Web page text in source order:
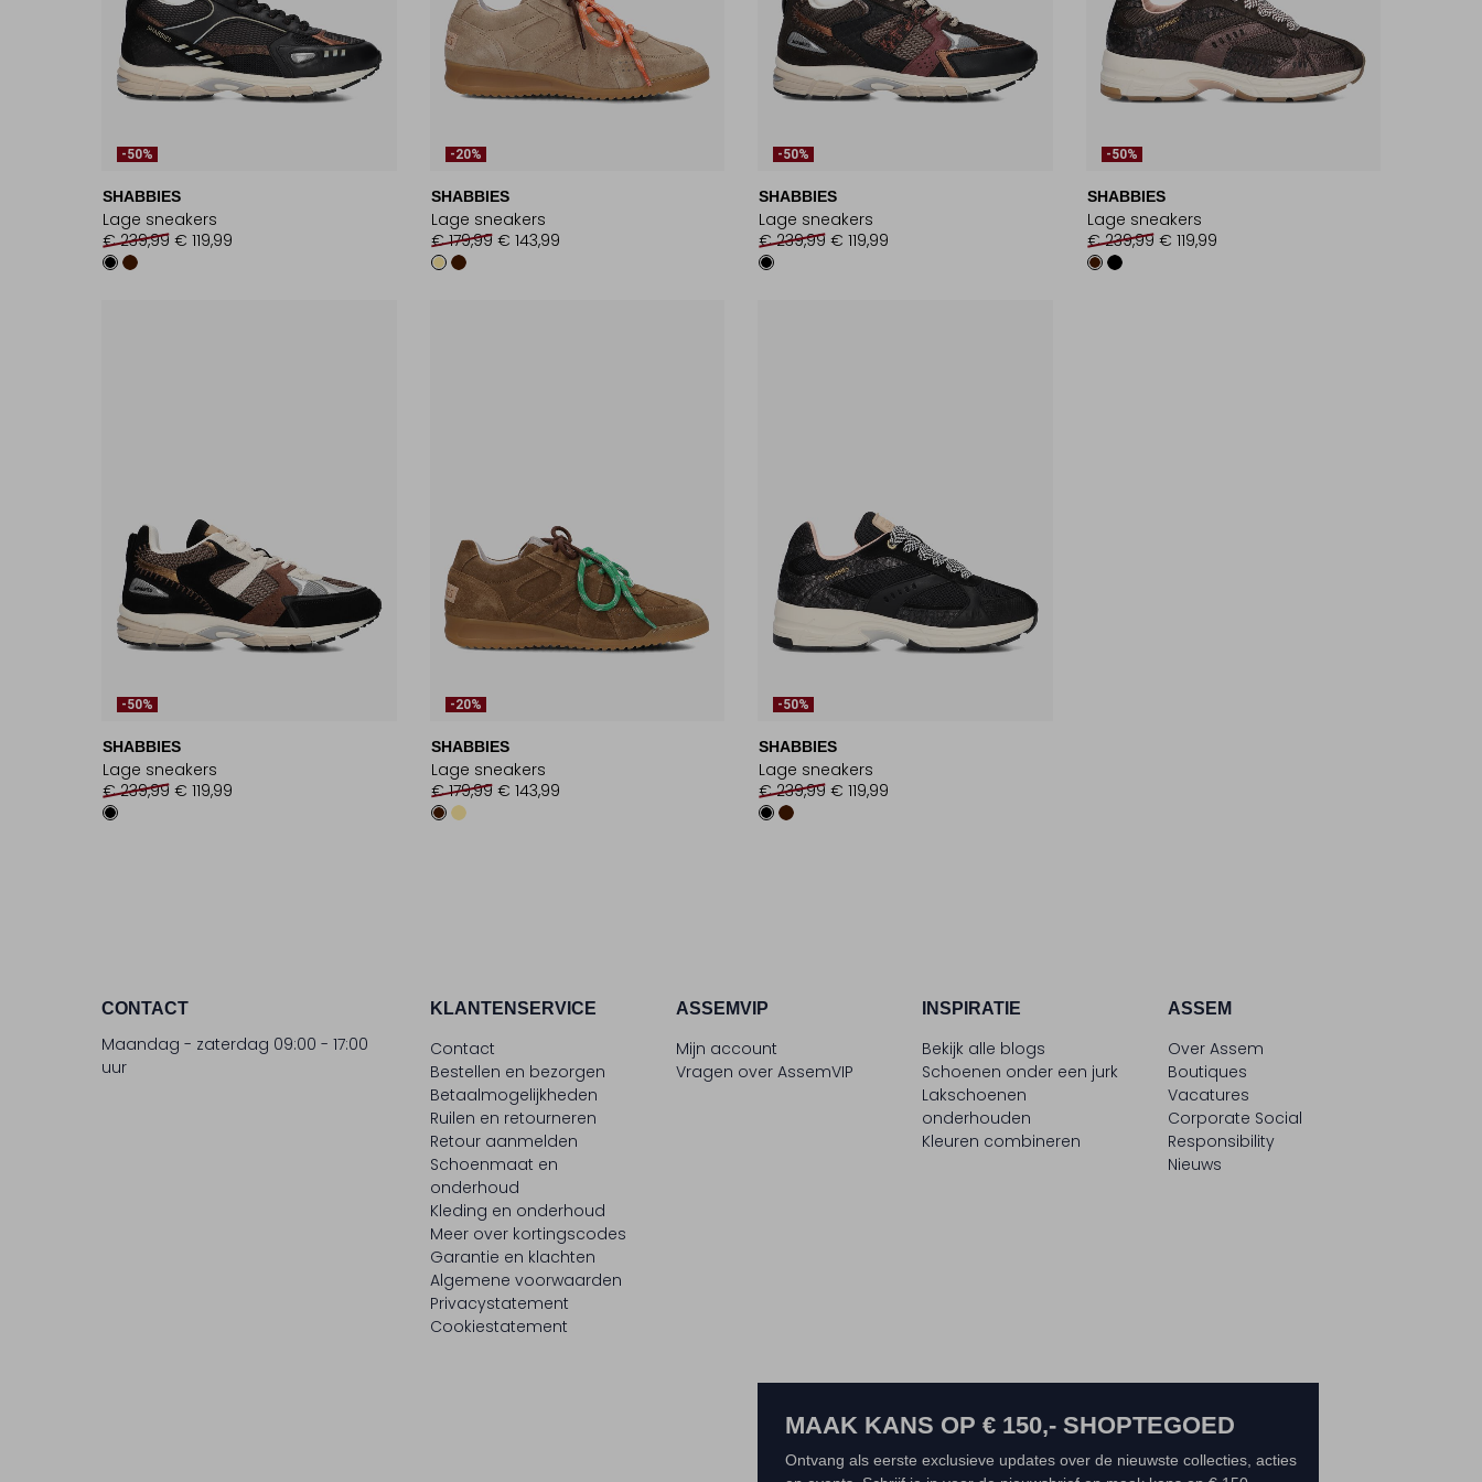
-50%
SHABBIES
Lage sneakers
€ 239,99 € 119,99
-20%
SHABBIES
Lage sneakers
€ 179,99 € 143,99
-50%
SHABBIES
Lage sneakers
€ 239,99 € 119,99
-50%
SHABBIES
Lage sneakers
€ 239,99 € 119,99
-50%
SHABBIES
Lage sneakers
€ 239,99 € 119,99
-20%
SHABBIES
Lage sneakers
€ 179,99 € 143,99
-50%
SHABBIES
Lage sneakers
€ 239,99 € 119,99
CONTACT
Maandag - zaterdag 09:00 - 17:00
uur
KLANTENSERVICE
Contact
Bestellen en bezorgen
Betaalmogelijkheden
Ruilen en retourneren
Retour aanmelden
Schoenmaat en
onderhoud
Kleding en onderhoud
Meer over kortingscodes
Garantie en klachten
Algemene voorwaarden
Privacystatement
Cookiestatement
ASSEMVIP
Mijn account
Vragen over AssemVIP
INSPIRATIE
Bekijk alle blogs
Schoenen onder een jurk
Lakschoenen
onderhouden
Kleuren combineren
ASSEM
Over Assem
Boutiques
Vacatures
Corporate Social
Responsibility
Nieuws
MAAK KANS OP € 150,- SHOPTEGOED
Ontvang als eerste exclusieve updates over de nieuwste collecties, acties